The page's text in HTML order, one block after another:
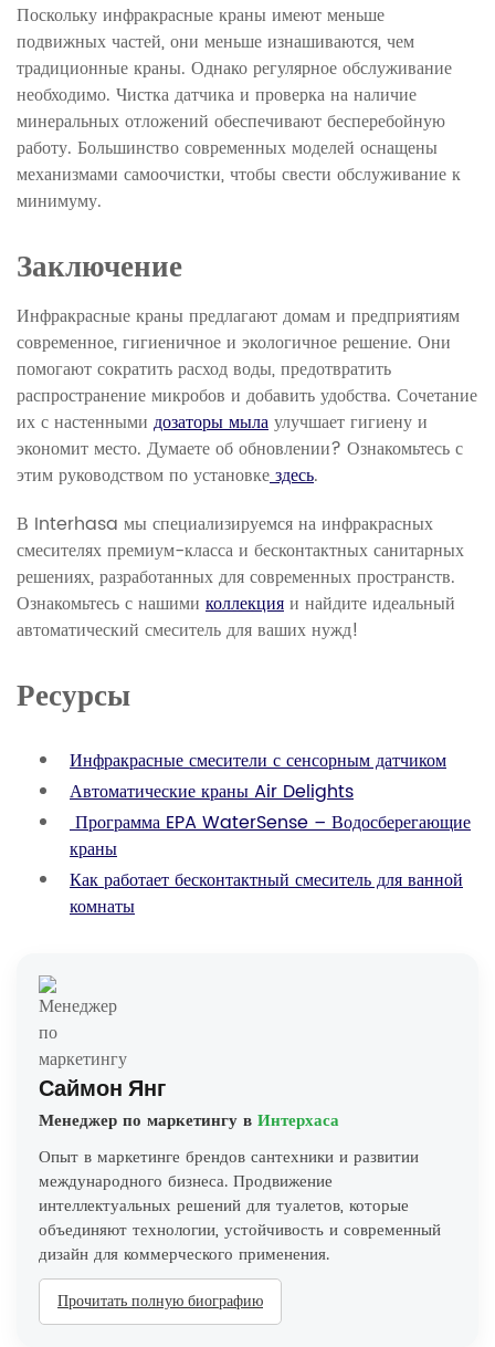
Поскольку инфракрасные краны имеют меньше
подвижных частей, они меньше изнашиваются, чем
традиционные краны. Однако регулярное обслуживание
необходимо. Чистка датчика и проверка на наличие
минеральных отложений обеспечивают бесперебойную
работу. Большинство современных моделей оснащены
механизмами самоочистки, чтобы свести обслуживание к
минимуму.
Заключение
Инфракрасные краны предлагают домам и предприятиям
современное, гигиеничное и экологичное решение. Они
помогают сократить расход воды, предотвратить
распространение микробов и добавить удобства. Сочетание
их с настенными дозаторы мылаулучшает гигиену и
экономит место. Думаете об обновлении? Ознакомьтесь с
этим руководством по установкездесь.
В Interhasa мы специализируемся на инфракрасных
смесителях премиум-класса и бесконтактных санитарных
решениях, разработанных для современных пространств.
Ознакомьтесь с нашими коллекцияи найдите идеальный
автоматический смеситель для ваших нужд!
Ресурсы
Инфракрасные смесители с сенсорным датчиком
Автоматические краны Air Delights
Программа EPA WaterSense – Водосберегающие
краны
Как работает бесконтактный смеситель для ванной
комнаты
Саймон Янг
Менеджер по маркетингу в Интерхаса
Опыт в маркетинге брендов сантехники и развитии
международного бизнеса. Продвижение
интеллектуальных решений для туалетов, которые
объединяют технологии, устойчивость и современный
дизайн для коммерческого применения.
Прочитать полную биографию